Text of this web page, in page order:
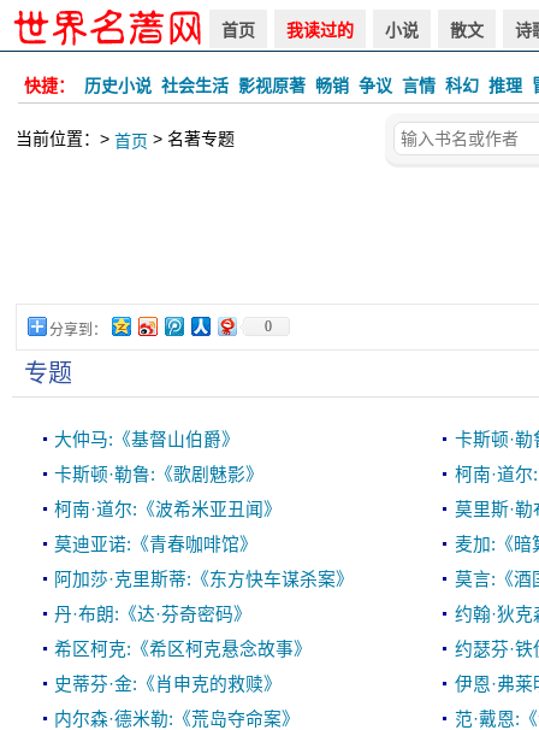
首页 我读过的 小说 散文 诗
快捷： 历史小说 社会生活 影视原著 畅销 争议 言情 科幻 推理
当前位置：> 首页 > 名著专题
分享到： 0
专题
大仲马:《基督山伯爵》
卡斯顿·
卡斯顿·勒鲁:《歌剧魅影》
柯南·道
柯南·道尔:《波希米亚丑闻》
莫里斯·
莫迪亚诺:《青春咖啡馆》
麦加:《暗
阿加莎·克里斯蒂:《东方快车谋杀案》
莫言:《酒
丹·布朗:《达·芬奇密码》
约翰·狄克
希区柯克:《希区柯克悬念故事》
约瑟芬·
史蒂芬·金:《肖申克的救赎》
伊恩·弗
内尔森·德米勒:《荒岛夺命案》
范·戴恩: